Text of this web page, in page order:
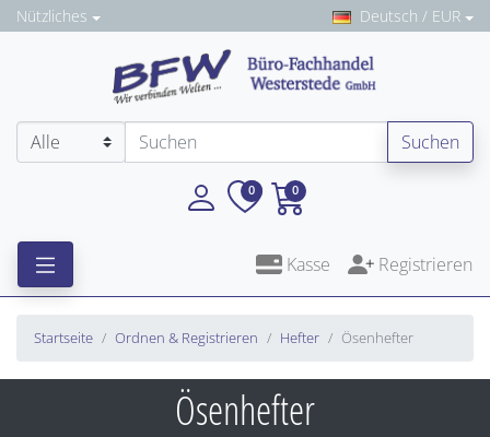
Nützliches Deutsch / EUR
Suchen
0 0
Kasse Registrieren
Startseite Ordnen & Registrieren Hefter Ösenhefter
Ösenhefter